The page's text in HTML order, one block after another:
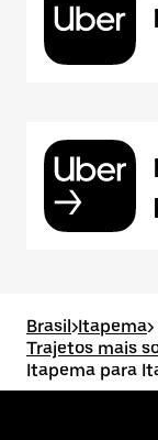
Brasil>Itapema>
Trajetos mais
Itapema para